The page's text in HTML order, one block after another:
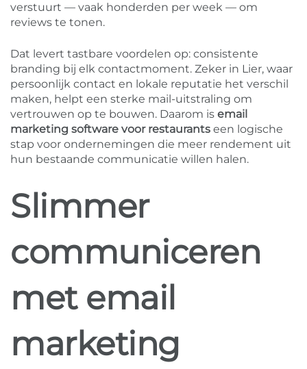
verstuurt — vaak honderden per week — om
reviews te tonen.
Dat levert tastbare voordelen op: consistente
branding bij elk contactmoment. Zeker in Lier, waar
persoonlijk contact en lokale reputatie het verschil
maken, helpt een sterke mail-uitstraling om
vertrouwen op te bouwen. Daarom is email
marketing software voor restaurants een logische
stap voor ondernemingen die meer rendement uit
hun bestaande communicatie willen halen.
Slimmer
communiceren
met email
marketing